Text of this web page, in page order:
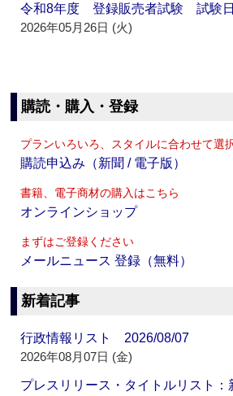
令和8年度 登録販売者試験 試験
2026年05月26日 (火)
購読・購入・登録
プランいろいろ、スタイルに合わせて選
購読申込み（新聞 / 電子版）
書籍、電子商材の購入はこちら
オンラインショップ
まずはご登録ください
メールニュース 登録（無料）
新着記事
行政情報リスト 2026/08/07
2026年08月07日 (金)
プレスリリース・タイトルリスト